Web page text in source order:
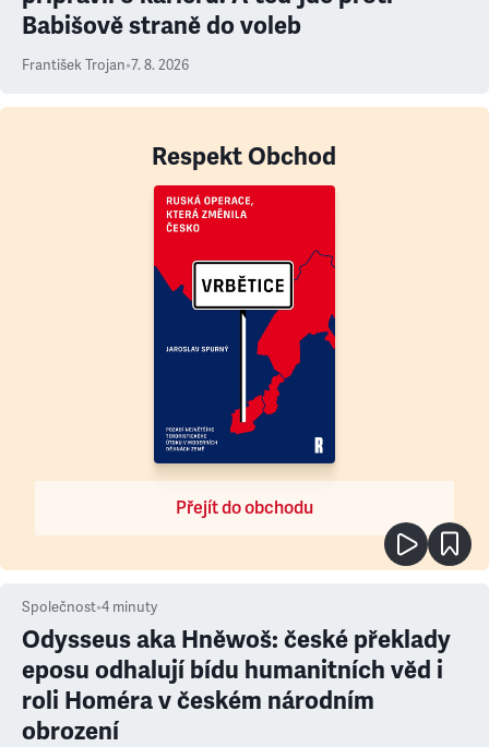
Babišově straně do voleb
František Trojan•7. 8. 2026
Respekt Obchod
Přejít do obchodu
Společnost•4 minuty
Odysseus aka Hněwoš: české překlady
eposu odhalují bídu humanitních věd i
roli Homéra v českém národním
obrození